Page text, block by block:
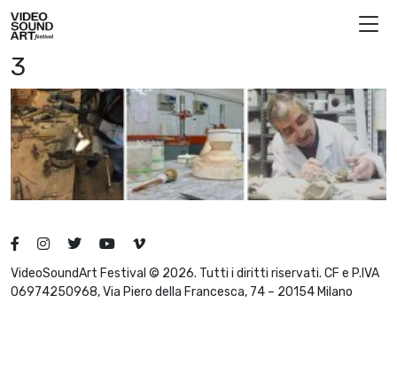
Vai al contenuto
Video Sound Art
3
VideoSoundArt Festival © 2026. Tutti i diritti riservati. CF e P.IVA
06974250968, Via Piero della Francesca, 74 – 20154 Milano